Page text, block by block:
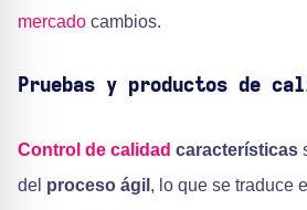
mercado cambios.
Pruebas y productos de
Control de calidad características
del proceso ágil , lo que se traduce